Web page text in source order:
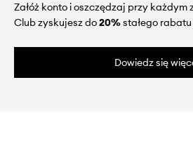
Załóż konto i oszczędzaj przy każdym
Club zyskujesz do20%stałego
Dowiedz się